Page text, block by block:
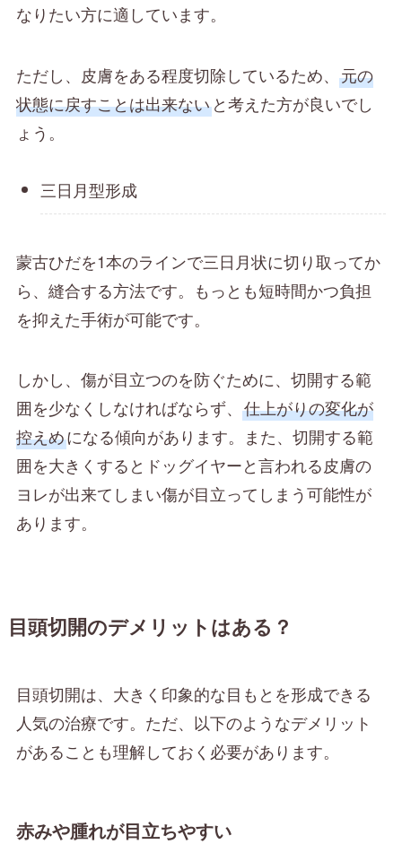
なりたい方に適しています。
ただし、皮膚をある程度切除しているため、 元の
状態に戻すことは出来ないと考えた方が良いでし
ょう。
三日月型形成
蒙古ひだを1本のラインで三日月状に切り取ってか
ら、縫合する方法です。もっとも短時間かつ負担
を抑えた手術が可能です。
しかし、傷が目立つのを防ぐために、切開する範
囲を少なくしなければならず、 仕上がりの変化が
控えめになる傾向があります。また、切開する範
囲を大きくするとドッグイヤーと言われる皮膚の
ヨレが出来てしまい傷が目立ってしまう可能性が
あります。
目頭切開のデメリットはある？
目頭切開は、大きく印象的な目もとを形成できる
人気の治療です。ただ、以下のようなデメリット
があることも理解しておく必要があります。
赤みや腫れが目立ちやすい